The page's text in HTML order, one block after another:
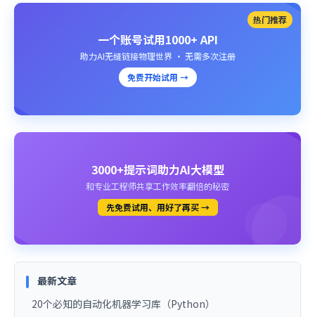
热门推荐
一个账号试用1000+ API
助力AI无缝链接物理世界 · 无需多次注册
免费开始试用 →
3000+提示词助力AI大模型
和专业工程师共享工作效率翻倍的秘密
先免费试用、用好了再买 →
最新文章
20个必知的自动化机器学习库（Python）